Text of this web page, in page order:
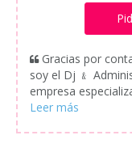
Gracias por
soy el Dj ﹠
empresa